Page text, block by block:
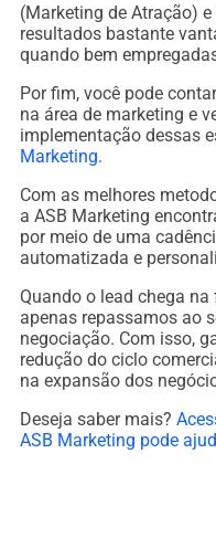
(Marketing de Atração)
resultados bastante
quando bem
Por fim, você pode
na área de marketing e
implementação dessas
Marketing.
Com as melhores
a ASB Marketing
por meio de uma
automatizada e
Quando o lead chega
apenas repassamos ao
negociação. Com isso,
redução do ciclo
na expansão dos
Deseja saber mais?
ASB Marketing pode